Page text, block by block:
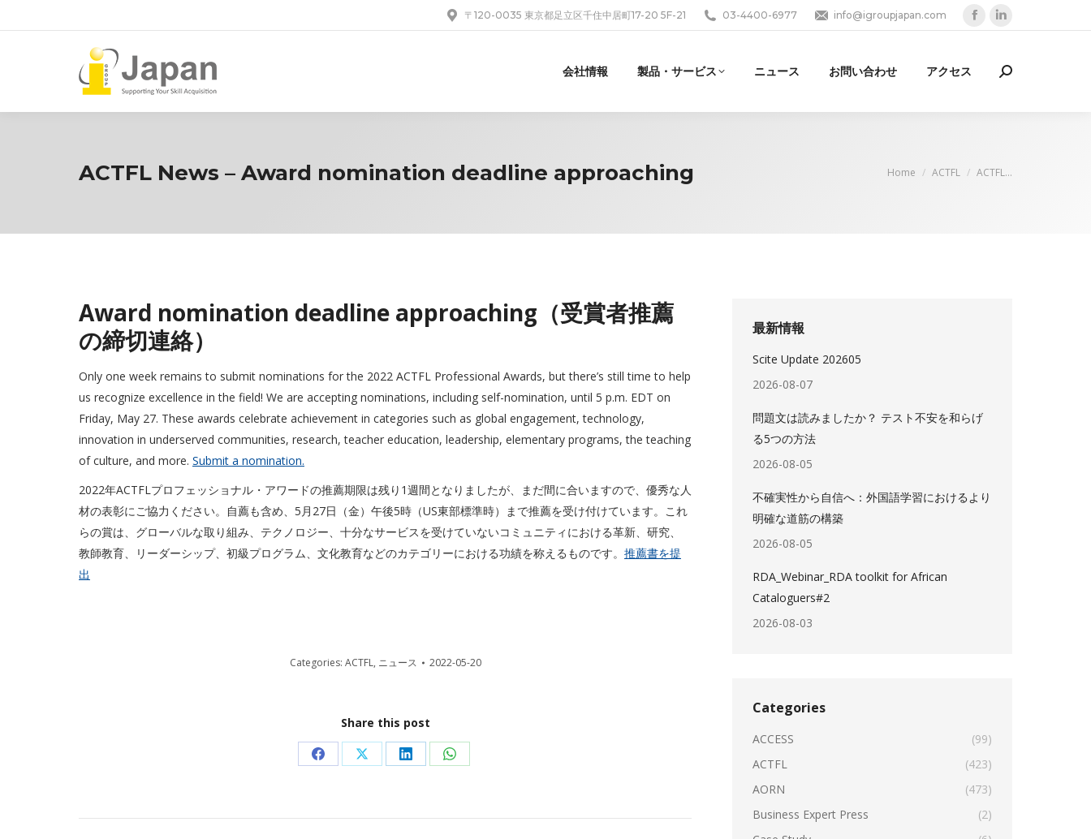
〒120-0035 東京都足立区千住中居町17-20 5F-21 03-4400-6977 info@igroupjapan.com
opensopens
会社情報 製品・サービス ニュース お問い合わせ アクセス Search:
ACTFL News – Award nomination deadline approaching You are here:
Home ACTFL ACTFL…
Award nomination deadline approaching（受賞者推薦
の締切連絡）
Only one week remains to submit nominations for the 2022 ACTFL Professional Awards, but there’s still time to help
us recognize excellence in the field! We are accepting nominations, including self-nomination, until 5 p.m. EDT on
Friday, May 27. These awards celebrate achievement in categories such as global engagement, technology,
innovation in underserved communities, research, teacher education, leadership, elementary programs, the teaching
of culture, and more. Submit a nomination.
2022年ACTFLプロフェッショナル・アワードの推薦期限は残り1週間となりましたが、まだ間に合いますので、優秀な人
材の表彰にご協力ください。自薦も含め、5月27日（金）午後5時（US東部標準時）まで推薦を受け付けています。これ
らの賞は、グローバルな取り組み、テクノロジー、十分なサービスを受けていないコミュニティにおける革新、研究、
教師教育、リーダーシップ、初級プログラム、文化教育などのカテゴリーにおける功績を称えるものです。 推薦書を提
出
Categories: ACTFL, ニュース 2022-05-20
Share this post
Share
Facebook
Share
X
Share
LinkedIn
Share
WhatsApp
最新情報
Scite Update 202605
2026-08-07
問題文は読みましたか？ テスト不安を和らげ
る5つの方法
2026-08-05
不確実性から自信へ：外国語学習におけるより
明確な道筋の構築
2026-08-05
RDA_Webinar_RDA toolkit for African
Cataloguers#2
2026-08-03
Categories
ACCESS
(99)
ACTFL
(423)
AORN
(473)
Business Expert Press
(2)